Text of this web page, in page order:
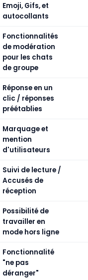
Emoji, Gifs, et
autocollants
Fonctionnalités
de modération
pour les chats
de groupe
Réponse en un
clic / réponses
préétablies
Marquage et
mention
d'utilisateurs
Suivi de lecture /
Accusés de
réception
Possibilité de
travailler en
mode hors ligne
Fonctionnalité
"ne pas
déranger"